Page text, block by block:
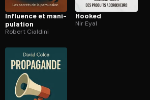
Influence et ma­ni­
pu­la­tion
Robert Cialdini
Hooked
Nir Eyal